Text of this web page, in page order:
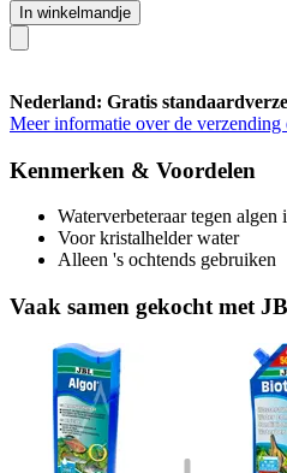
In winkelmandje
Nederland: Gratis
Meer informatie over de verzending
Kenmerken & Voordelen
Waterverbeteraar tegen algen
Voor kristalhelder water
Alleen 's ochtends gebruiken
Vaak samen gekocht met